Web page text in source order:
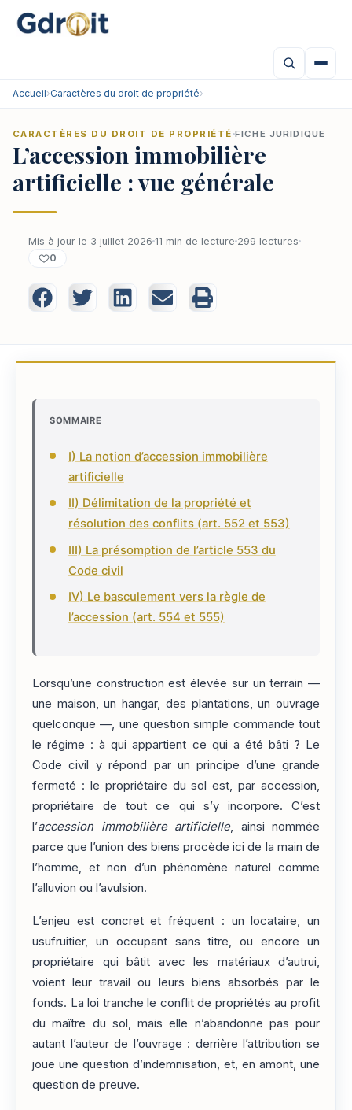
Accueil›Caractères du droit de propriété›
CARACTÈRES DU DROIT DE PROPRIÉTÉ FICHE JURIDIQUE
L’accession immobilière
artificielle : vue générale
Mis à jour le 3 juillet 2026 11 min de lecture 299 lectures
0
SOMMAIRE
I) La notion d’accession immobilière
artificielle
II) Délimitation de la propriété et
résolution des conflits (art. 552 et 553)
III) La présomption de l’article 553 du
Code civil
IV) Le basculement vers la règle de
l’accession (art. 554 et 555)
Lorsqu’une construction est élevée sur un terrain —
une maison, un hangar, des plantations, un ouvrage
quelconque —, une question simple commande tout
le régime : à qui appartient ce qui a été bâti ? Le
Code civil y répond par un principe d’une grande
fermeté : le propriétaire du sol est, par accession,
propriétaire de tout ce qui s’y incorpore. C’est
l’accession immobilière artificielle, ainsi nommée
parce que l’union des biens procède ici de la main de
l’homme, et non d’un phénomène naturel comme
l’alluvion ou l’avulsion.
L’enjeu est concret et fréquent : un locataire, un
usufruitier, un occupant sans titre, ou encore un
propriétaire qui bâtit avec les matériaux d’autrui,
voient leur travail ou leurs biens absorbés par le
fonds. La loi tranche le conflit de propriétés au profit
du maître du sol, mais elle n’abandonne pas pour
autant l’auteur de l’ouvrage : derrière l’attribution se
joue une question d’indemnisation, et, en amont, une
question de preuve.